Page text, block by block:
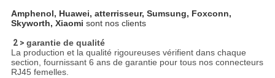
Amphenol, Huawei, atterrisseur, Sumsung, Foxconn,
Skyworth, Xiaomi sont nos clients
2 > garantie de qualité
La production et la qualité rigoureuses vérifient dans chaque
section, fournissant 6 ans de garantie pour tous nos connecteurs
RJ45 femelles.